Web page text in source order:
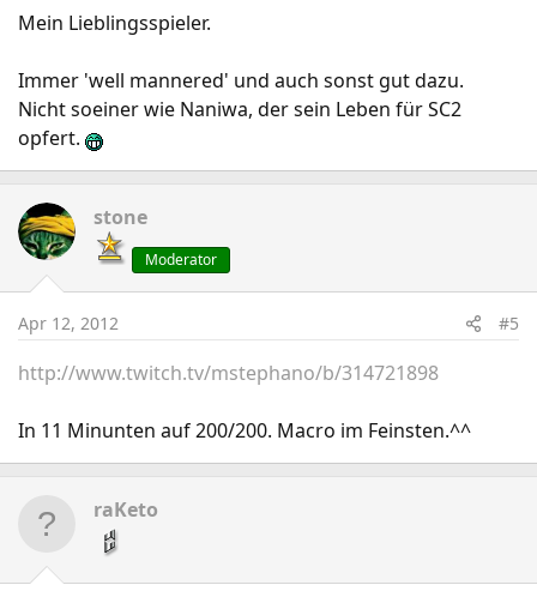
Mein Lieblingsspieler.
Immer 'well mannered' und auch sonst gut dazu.
Nicht soeiner wie Naniwa, der sein Leben für SC2
opfert.
stone
Moderator
Apr 12, 2012 #5
http://www.twitch.tv/mstephano/b/314721898
In 11 Minunten auf 200/200. Macro im Feinsten.^^
raKeto